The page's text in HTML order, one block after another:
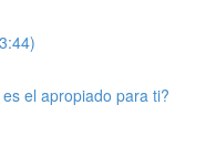
el apropiado para ti?